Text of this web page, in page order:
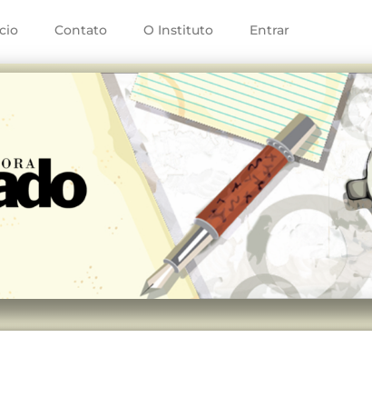
Contato O Instituto Entrar